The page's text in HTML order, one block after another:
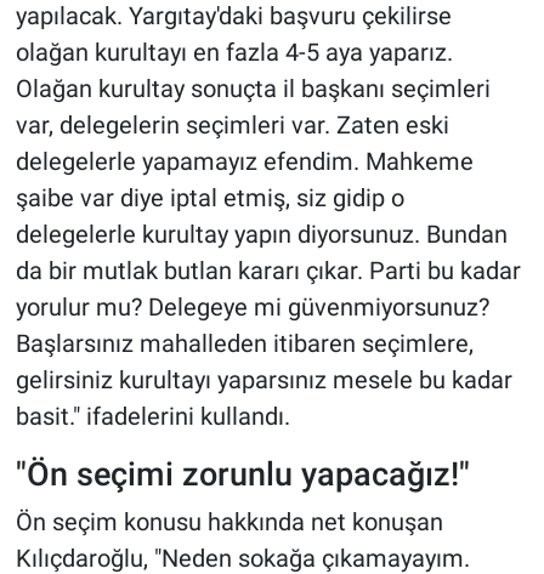
yapılacak. Yargıtay'daki başvuru çekilirse
olağan kurultayı en fazla 4-5 aya yaparız.
Olağan kurultay sonuçta il başkanı seçimleri
var, delegelerin seçimleri var. Zaten eski
delegelerle yapamayız efendim. Mahkeme
şaibe var diye iptal etmiş, siz gidip o
delegelerle kurultay yapın diyorsunuz. Bundan
da bir mutlak butlan kararı çıkar. Parti bu kadar
yorulur mu? Delegeye mi güvenmiyorsunuz?
Başlarsınız mahalleden itibaren seçimlere,
gelirsiniz kurultayı yaparsınız mesele bu kadar
basit." ifadelerini kullandı.
"Ön seçimi zorunlu yapacağız!"
Ön seçim konusu hakkında net konuşan
Kılıçdaroğlu, "Neden sokağa çıkamayayım.